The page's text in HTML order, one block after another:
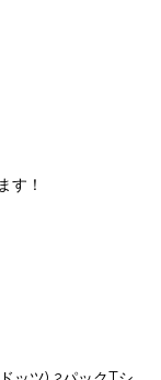
す！